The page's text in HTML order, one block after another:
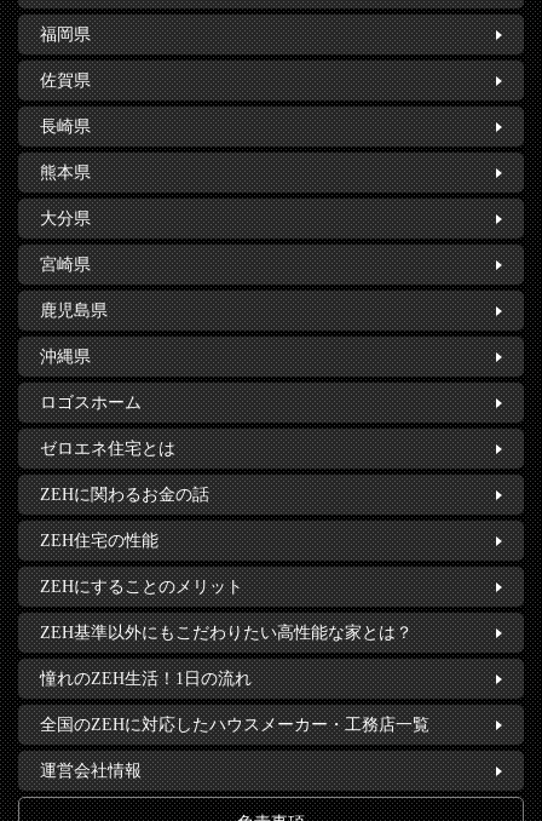
福岡県
佐賀県
長崎県
熊本県
大分県
宮崎県
鹿児島県
沖縄県
ロゴスホーム
ゼロエネ住宅とは
ZEHに関わるお金の話
ZEH住宅の性能
ZEHにすることのメリット
ZEH基準以外にもこだわりたい高性能な家とは？
憧れのZEH生活！1日の流れ
全国のZEHに対応したハウスメーカー・工務店一覧
運営会社情報